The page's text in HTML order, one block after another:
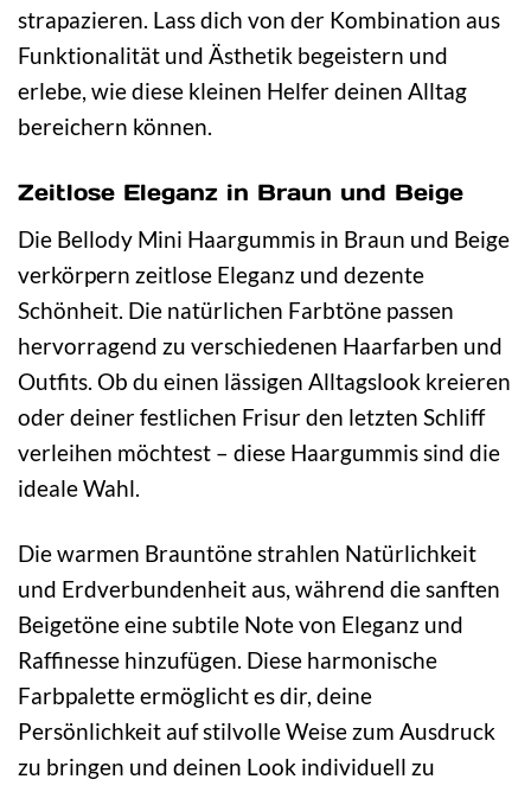
strapazieren. Lass dich von der Kombination aus
Funktionalität und Ästhetik begeistern und
erlebe, wie diese kleinen Helfer deinen Alltag
bereichern können.
Zeitlose Eleganz in Braun und Beige
Die Bellody Mini Haargummis in Braun und Beige
verkörpern zeitlose Eleganz und dezente
Schönheit. Die natürlichen Farbtöne passen
hervorragend zu verschiedenen Haarfarben und
Outfits. Ob du einen lässigen Alltagslook kreieren
oder deiner festlichen Frisur den letzten Schliff
verleihen möchtest – diese Haargummis sind die
ideale Wahl.
Die warmen Brauntöne strahlen Natürlichkeit
und Erdverbundenheit aus, während die sanften
Beigetöne eine subtile Note von Eleganz und
Raffinesse hinzufügen. Diese harmonische
Farbpalette ermöglicht es dir, deine
Persönlichkeit auf stilvolle Weise zum Ausdruck
zu bringen und deinen Look individuell zu